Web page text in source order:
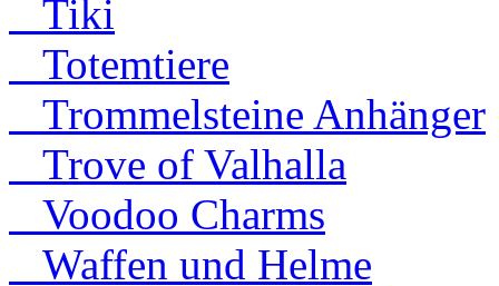
Tiki
Totemtiere
Trommelsteine Anhänger
Trove of Valhalla
Voodoo Charms
Waffen und Helme